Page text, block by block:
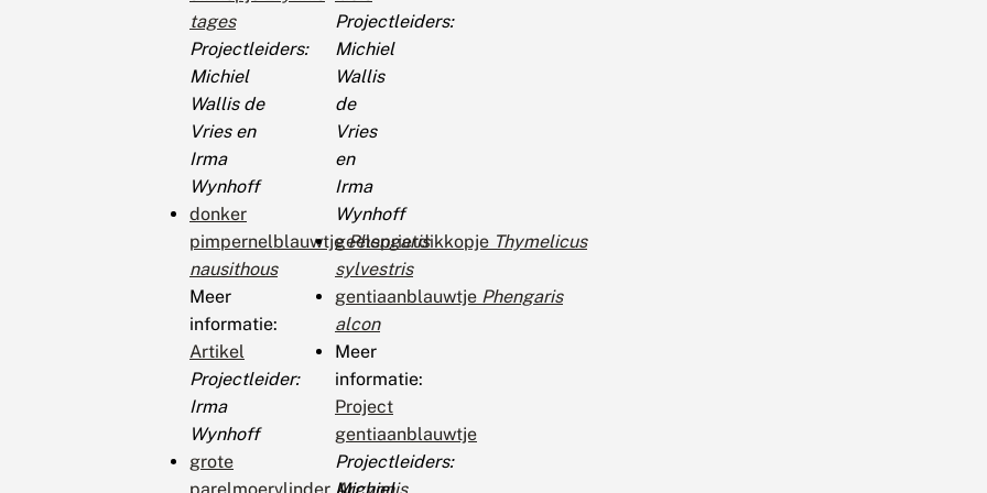
tages
Projectleiders:
Michiel
Wallis de
Vries en
Irma
Wynhoff
donker
pimpernelblauwtjePhengaris
nausithous
Meer
informatie:
Artikel
Projectleider:
Irma
Wynhoff
grote
parelmoervlinder Argynnis
Projectleiders:
Michiel
Wallis
de
Vries
en
Irma
Wynhoff
geelsprietdikkopje Thymelicus
sylvestris
gentiaanblauwtje Phengaris
alcon
Meer
informatie:
Project
gentiaanblauwtje
Projectleiders:
Michiel